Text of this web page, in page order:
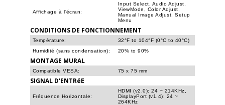
Affichage à l'écran:
Input Select, Audio Adjust,
ViewMode, Color Adjust,
Manual Image Adjust, Setup
Menu
CONDITIONS DE FONCTIONNEMENT
Température:
32°F to 104°F (0°C to 40°C)
Humidité (sans condensation):
20% to 90%
MONTAGE MURAL
Compatible VESA: 75 x 75 mm
SIGNAL D'ENTRéE
Fréquence Horizontale:
HDMI (v2.0): 24 ~ 214KHz,
DisplayPort (v1.4): 24 ~
264KHz